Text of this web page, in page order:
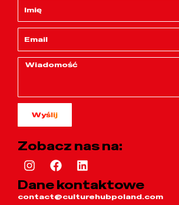
Wyślij
Zobacz nas na:
Dane kontaktowe
contact@culturehubpoland.com